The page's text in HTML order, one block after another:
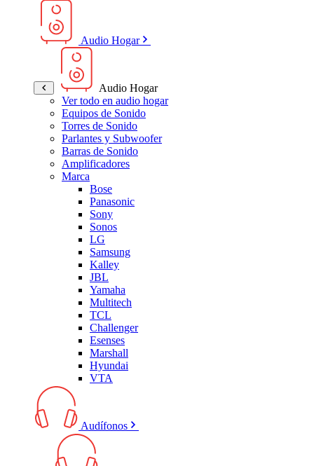
Audio Hogar
Audio Hogar
Ver todo en audio hogar
Equipos de Sonido
Torres de Sonido
Parlantes y Subwoofer
Barras de Sonido
Amplificadores
Marca
Bose
Panasonic
Sony
Sonos
LG
Samsung
Kalley
JBL
Yamaha
Multitech
TCL
Challenger
Esenses
Marshall
Hyundai
VTA
Audífonos